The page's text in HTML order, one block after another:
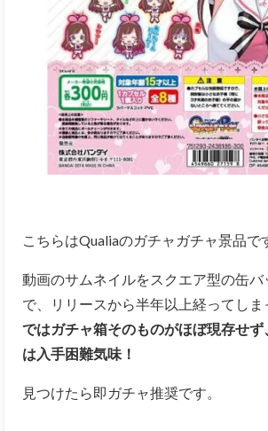
こちらはQualiaのガチャガチャ景品で
動画のサムネイルをスクエア型の缶
で、リリースから半年以上経ってしま
ではガチャ箱そのものがほぼ現存せ
は入手困難気味！
見つけたら即ガチャ推奨です。